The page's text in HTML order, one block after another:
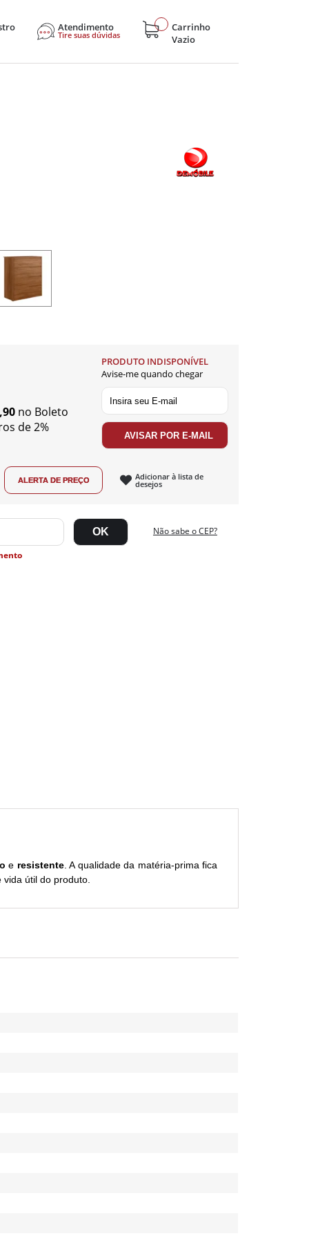
Atendimento
Tire suas dúvidas
Carrinho
Vazio
Eletroportáteis Hobby e Lazer
no Boleto
de 2%
PRODUTO INDISPONÍVEL
Avise-me quando chegar
Adicionar à lista de
desejos
Não sabe o CEP?
e resistente. A qualidade da matéria-prima fica
útil do produto.